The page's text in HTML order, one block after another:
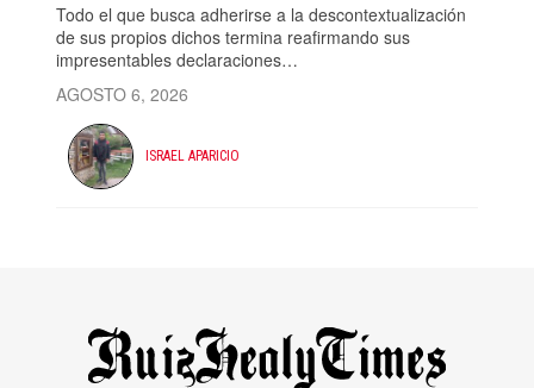
Todo el que busca adherirse a la descontextualización
de sus propios dichos termina reafirmando sus
impresentables declaraciones…
AGOSTO 6, 2026
ISRAEL APARICIO